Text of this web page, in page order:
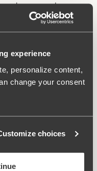
experience
personalize content,
change your consent
choices
en om de
te meten. Activiteiten
gevolgd en
kunt u cookies
Miss Mary. Onze
cookies van derden
over hun cookies